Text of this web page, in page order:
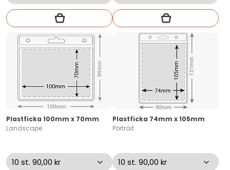
Plastficka 100mm x 70mm
Landscape
Plastficka 74mm x 105mm
Portrait